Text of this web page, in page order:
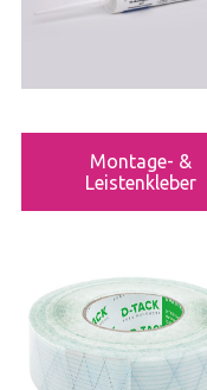
Montage- &
Leistenkleber